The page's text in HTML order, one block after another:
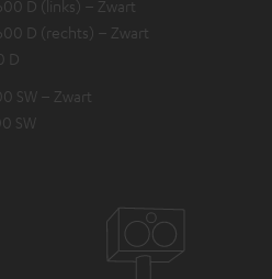
D (links) – Zwart
D (rechts) – Zwart
D
SW – Zwart
SW